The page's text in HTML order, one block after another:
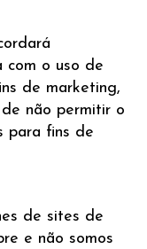
com o uso de
de marketing,
não permitir o
para fins de
de sites de
e não somos